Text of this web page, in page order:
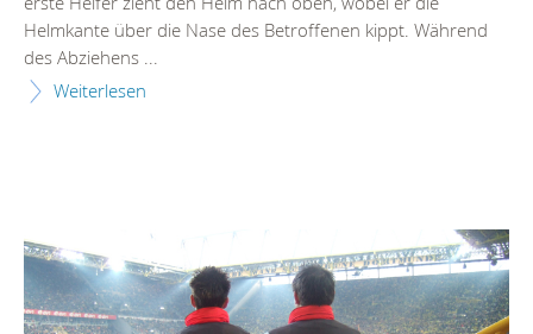
Helmkante über die Nase des Betroffenen kippt. Während
des Abziehens ...
Weiterlesen